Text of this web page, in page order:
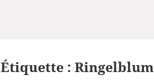
Étiquette :Ringelblum